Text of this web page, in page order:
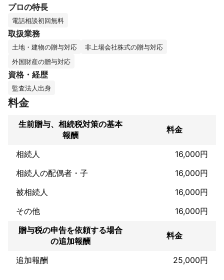
お客様は個人から上場企業まで幅広いことが特徴です。毎月のご
面談の中で経営者の方から経営相談を頂くことが多く、ご好評い
ただいており、弊所との関りをきっかけに成長スピードが加速し
た、業績が上向いたという声を多く頂いております。
☆ご相談のみでも全く問題ございませんので、お気軽にメッセー
ジ頂けますと嬉しいです☆
これまでの実績
【主なクライアント様の業種】
WEB開発・マーケティング業、ソフトウェア開発業、小売業、飲
食業、エステサロン、美容院、調剤薬局、製造業、建設業、不動
産賃貸・仲介業、建設業、人材派遣業、建材卸売業、金融業、エ
ンターテインメント業、ゴルフ場等。
【対応エリアについて】
愛知県、東京都、埼玉県、神奈川県、北海道、大阪府、福岡県、
静岡県、大分県、福島県、兵庫県、青森県、群馬県、千葉県、新
潟県、宮城県、岐阜県、熊本県、広島県など100社超のクライア
アピールポイント
ポリシー：お客様のニーズに寄り添い、安心感のあるサービス提
プロの特長
電話相談初回無料
取扱業務
土地・建物の贈与対応
非上場会社株式の贈与対応
外国財産の贈与対応
資格・経歴
監査法人出身
料金
生前贈与、相続税対策の基本
報酬
料金
相続人
16,000円
相続人の配偶者・子
16,000円
被相続人
16,000円
その他
16,000円
贈与税の申告を依頼する場合
の追加報酬
料金
追加報酬 25,000円